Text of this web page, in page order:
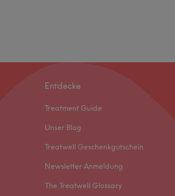
Entdecke
Treatment Guide
Unser Blog
Treatwell Geschenkgutschein
Newsletter Anmeldung
The Treatwell Glossary